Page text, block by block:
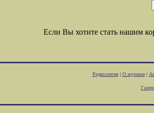
Если Вы хотите стать нашим
Редколлегия| О журнале|